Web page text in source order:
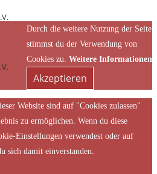
Durch die weitere Nutzung der Seite
stimmst du der Verwendung von
Cookies zu. Weitere Informationen
Akzeptieren
Website sind auf "Cookies zulassen"
zu ermöglichen. Wenn du diese
Einstellungen verwendest oder auf
sich damit einverstanden.